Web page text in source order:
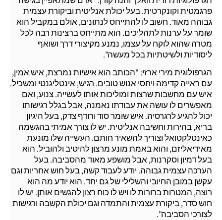
פרגמטית וקונקרטית. בעל יכולת אנליטית וביקורת עצמית
גבוהה מאוד. חשוב לו להתייחס לנתונים, אולם במקביל הוא
שומר על ערנות לתהליכים. הוא מתייחס ברצינות רבה לכל
מטרה שהוא לוקח על עצמו, נמנע מקיצורי דרך ושואף
ליסודיות ולשיטתיות בכל מעשה".
הגרפולוגית מירי ארזי: "הכותב הוא אישיות נמרצת, איש אמין,
עם ראייה קדימה ויחסי אנוש טובים. רגיש, אינטליגנטי ומשכיל.
איש עם מחשבות שרצות ומוליכות אותו לעשייה. צנוע, ואם
מאפשרים לו עושה את עבודתו נאמנה, אבל בגלל רגישותו
יכול להגיע לרגרסיה. איש שומר סוד ורודף צדק, בעל היגיון
בריא, בהירות וחשיבה אנליטית. יש לו צורך אמיתי בהגשמה
כאינטלקטואל וצוריך להשאיר חותם. העשייה שלו מונעת
מאידיאליזם, והוא באמת מונע מרצון להיטיב ולהוביל. הוא
בעל דמיון וסקרנות, אבל מושפע מאוד מהסביבה. בעל
הערכה עצמית גבוהה. יודע לעבוד קשה, בעל חוש אחריות וגם
עקשן במובן החיובי והשלילי של גם יחד. הוא יודע מה הוא
רוצה, המטרות ברורות לו ויש לו כוח רצון להגשים אותן. יש לו
חוש סדר, ביקורת עצמית והתמדה וגם יכולת הקשבה ורגישות
לצורכי הסביבה".